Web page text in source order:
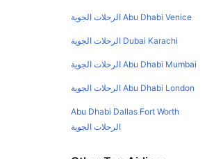
Abu Dhabi Venice الرحلات الجوية
Dubai Karachi الرحلات الجوية
Abu Dhabi Mumbai الرحلات الجوية
Abu Dhabi London الرحلات الجوية
Abu Dhabi Dallas Fort Worth
الرحلات الجوية